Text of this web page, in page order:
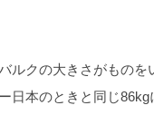
ルクの大きさがもの
日本のときと同じ